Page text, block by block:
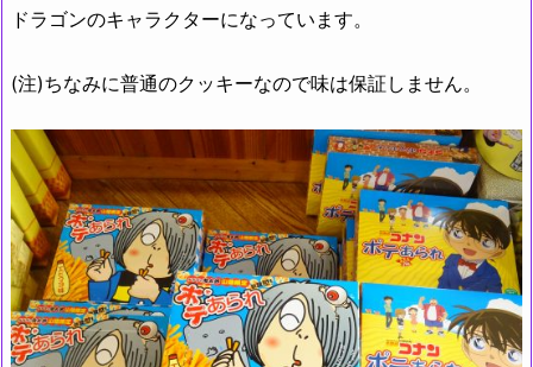
ドラゴンのキャラクターになっています。
(注)ちなみに普通のクッキーなので味は保証しません。